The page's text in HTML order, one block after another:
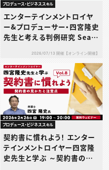
プロデュース・ビジネススキル
エンターテインメントロイヤ
ー&プロデューサー・四宮隆史
先生と考える判例研究 Seas
2026/07/13 開催【オンライン開催】
プロデュース・ビジネススキル
契約書に慣れよう！ エンター
テインメントロイヤー四宮隆
史先生と学ぶ ～契約書の見